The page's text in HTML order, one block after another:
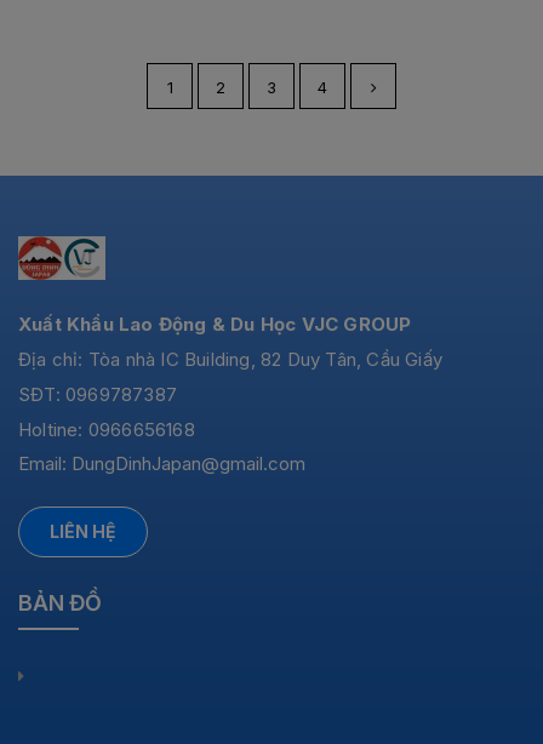
1 2 3 4
Xuất Khẩu Lao Động & Du Học VJC GROUP
Địa chỉ: Tòa nhà IC Building, 82 Duy Tân, Cầu Giấy
SĐT: 0969787387
Holtine: 0966656168
Email: DungDinhJapan@gmail.com
LIÊN HỆ
BẢN ĐỒ